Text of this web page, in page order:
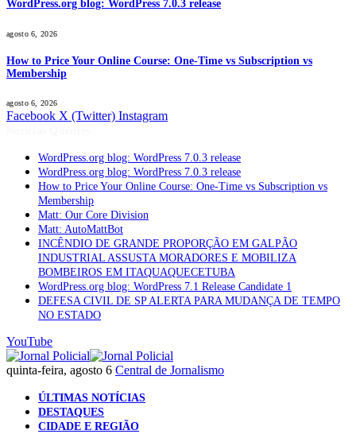
WordPress.org blog: WordPress 7.0.3 release
agosto 6, 2026
How to Price Your Online Course: One-Time vs Subscription vs
Membership
agosto 6, 2026
Facebook X (Twitter) Instagram
WordPress.org blog: WordPress 7.0.3 release
WordPress.org blog: WordPress 7.0.3 release
How to Price Your Online Course: One-Time vs Subscription vs
Membership
Matt: Our Core Division
Matt: AutoMattBot
INCÊNDIO DE GRANDE PROPORÇÃO EM GALPÃO
INDUSTRIAL ASSUSTA MORADORES E MOBILIZA
BOMBEIROS EM ITAQUAQUECETUBA
WordPress.org blog: WordPress 7.1 Release Candidate 1
DEFESA CIVIL DE SP ALERTA PARA MUDANÇA DE TEMPO
NO ESTADO
YouTube
quinta-feira, agosto 6 Central de Jornalismo
ÚLTIMAS NOTÍCIAS
DESTAQUES
CIDADE E REGIÃO